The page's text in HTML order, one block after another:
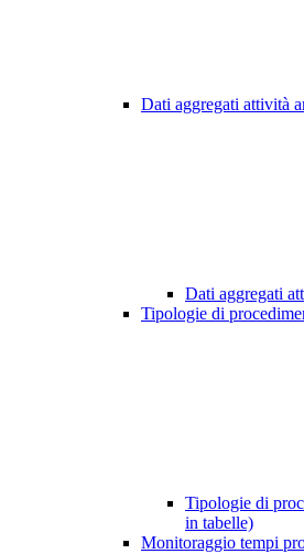
Dati aggregati attività
Dati aggregati
Tipologie di
Tipologie di
in tabelle)
Monitoraggio tempi